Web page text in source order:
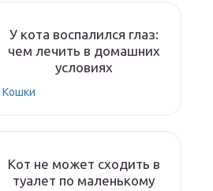
У кота воспалился глаз:
чем лечить в домашних
условиях
Кошки
Кот не может сходить в
туалет по маленькому